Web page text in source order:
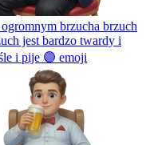
brzucha brzuch
jest bardzo twardy i
i pije 🟣 emoji